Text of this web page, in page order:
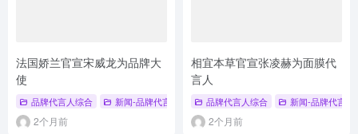
法国娇兰官宣宋威龙为品牌大
使
品牌代言人综合 新闻-品牌代言人
2个月前
相宜本草官宣张凌赫为面膜代
言人
品牌代言人综合 新闻-品牌代言人
2个月前